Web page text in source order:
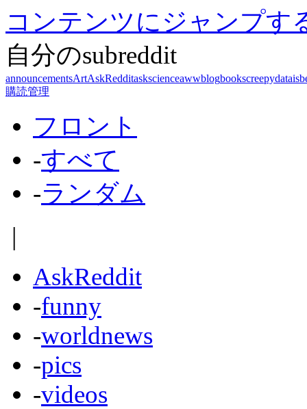
コンテンツにジャンプす
自分のsubreddit
announcementsArtAskRedditaskscienceawwblogbookscreepy
購読管理
フロント
-すべて
-ランダム
|
AskReddit
-funny
-worldnews
-pics
-videos